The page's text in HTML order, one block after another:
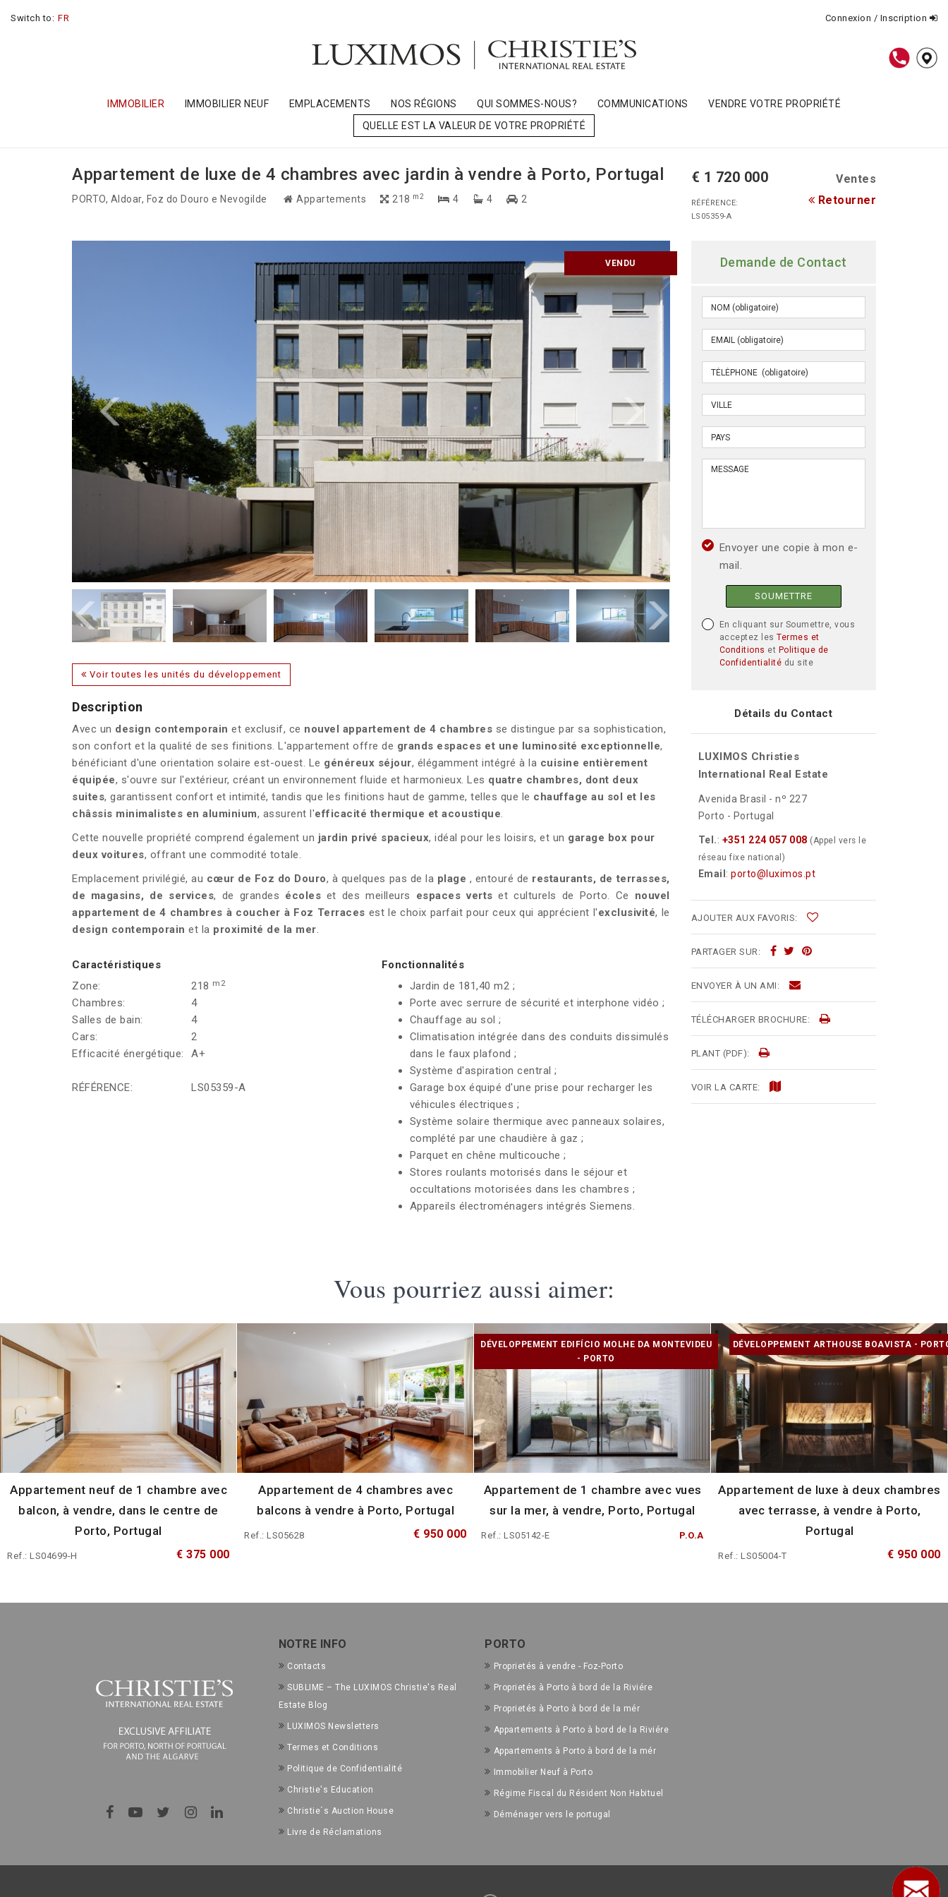
Switch to: FR Connexion / Inscription
IMMOBILIER IMMOBILIER NEUF EMPLACEMENTS NOS RÉGIONS QUI SOMMES-NOUS? COMMUNICATIONS
VENDRE VOTRE PROPRIÉTÉ
QUELLE EST LA VALEUR DE VOTRE PROPRIÉTÉ
Appartement de luxe de 4 chambres avec jardin à vendre à Porto, Portugal
PORTO, Aldoar, Foz do Douro e Nevogilde Appartements 218 m2 4 4 2
€ 1 720 000 Ventes
RÉFÉRENCE:
LS05359-A
Retourner
VENDU
Voir toutes les unités du développement
Description
Avec un design contemporain et exclusif, ce nouvel appartement de 4 chambres se distingue par sa sophistication,
son confort et la qualité de ses finitions. L'appartement offre de grands espaces et une luminosité exceptionnelle,
bénéficiant d'une orientation solaire est-ouest. Le généreux séjour, élégamment intégré à la cuisine entièrement
équipée, s'ouvre sur l'extérieur, créant un environnement fluide et harmonieux. Les quatre chambres, dont deux
suites, garantissent confort et intimité, tandis que les finitions haut de gamme, telles que le chauffage au sol et les
châssis minimalistes en aluminium, assurent l'efficacité thermique et acoustique.
Cette nouvelle propriété comprend également un jardin privé spacieux, idéal pour les loisirs, et un garage box pour
deux voitures, offrant une commodité totale.
Emplacement privilégié, au cœur de Foz do Douro, à quelques pas de la plage , entouré de restaurants, de terrasses,
de magasins, de services, de grandes écoles et des meilleurs espaces verts et culturels de Porto. Ce nouvel
appartement de 4 chambres à coucher à Foz Terraces est le choix parfait pour ceux qui apprécient l'exclusivité, le
design contemporain et la proximité de la mer.
Caractéristiques
Zone:
218 m2
Chambres:
4
Salles de bain:
4
Cars:
2
Efficacité énergétique:
A+
RÉFÉRENCE: LS05359-A
Fonctionnalités
Jardin de 181,40 m2 ;
Porte avec serrure de sécurité et interphone vidéo ;
Chauffage au sol ;
Climatisation intégrée dans des conduits dissimulés
dans le faux plafond ;
Système d'aspiration central ;
Garage box équipé d'une prise pour recharger les
véhicules électriques ;
Système solaire thermique avec panneaux solaires,
complété par une chaudière à gaz ;
Parquet en chêne multicouche ;
Stores roulants motorisés dans le séjour et
occultations motorisées dans les chambres ;
Appareils électroménagers intégrés Siemens.
Demande de Contact
Envoyer une copie à mon e-
mail.
SOUMETTRE
En cliquant sur Soumettre, vous
acceptez les Termes et
Conditions et Politique de
Confidentialité du site
Détails du Contact
LUXIMOS Christies
International Real Estate
Avenida Brasil - nº 227
Porto - Portugal
Tel.: +351 224 057 008 (Appel vers le
réseau fixe national)
Email : porto@luximos.pt
AJOUTER AUX FAVORIS:
PARTAGER SUR:
ENVOYER À UN AMI:
TÉLÉCHARGER BROCHURE:
PLANT (PDF):
VOIR LA CARTE:
Vous pourriez aussi aimer:
Appartement neuf de 1 chambre avec
balcon, à vendre, dans le centre de
Porto, Portugal
Ref.: LS04699-H € 375 000
Appartement de 4 chambres avec
balcons à vendre à Porto, Portugal
Ref.: LS05628 € 950 000
DÉVELOPPEMENT EDIFÍCIO MOLHE DA MONTEVIDEU
- PORTO
Appartement de 1 chambre avec vues
sur la mer, à vendre, Porto, Portugal
Ref.: LS05142-E P.O.A
DÉVELOPPEMENT ARTHOUSE BOAVISTA -
Appartement de luxe à deux chambres
avec terrasse, à vendre à Porto,
Portugal
Ref.: LS05004-T € 950 000
NOTRE INFO
Contacts
SUBLIME – The LUXIMOS Christie's Real
Estate Blog
LUXIMOS Newsletters
Termes et Conditions
Politique de Confidentialité
Christie's Education
Christie´s Auction House
Livre de Réclamations
PORTO
Proprietés à vendre - Foz-Porto
Proprietés à Porto à bord de la Riviére
Proprietés à Porto à bord de la mér
Appartements à Porto à bord de la Riviére
Appartements à Porto à bord de la mér
Immobilier Neuf à Porto
Régime Fiscal du Résident Non Habituel
Déménager vers le portugal